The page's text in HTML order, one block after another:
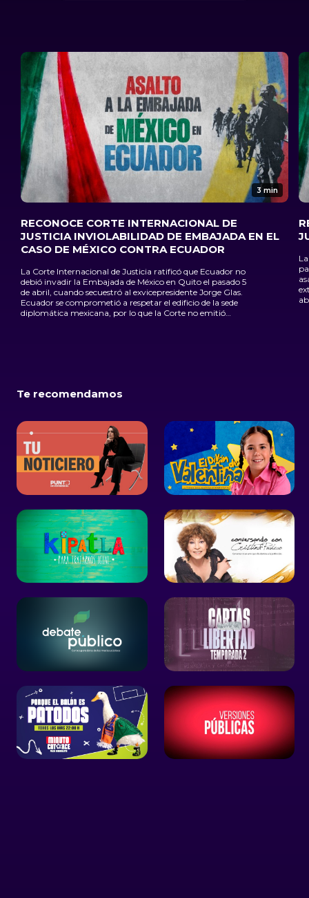
3 min
RECONOCE CORTE INTERNACIONAL DE
JUSTICIA INVIOLABILIDAD DE EMBAJADA EN EL
CASO DE MÉXICO CONTRA ECUADOR
La Corte Internacional de Justicia ratificó que Ecuador no
debió invadir la Embajada de México en Quito el pasado 5
de abril, cuando secuestró al exvicepresidente Jorge Glas.
Ecuador se comprometió a respetar el edificio de la sede
diplomática mexicana, por lo que la Corte no emitió
Te recomendamos